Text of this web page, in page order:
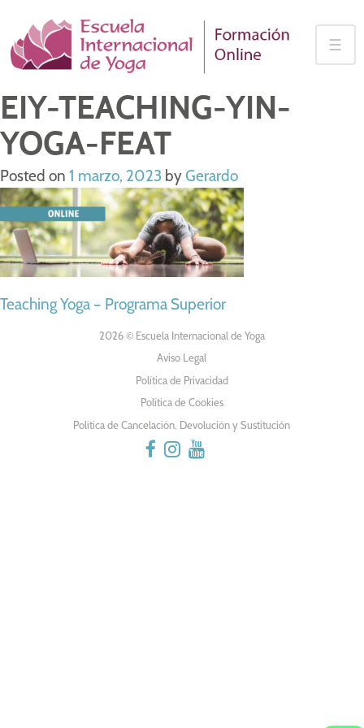
content
☰
EIY-TEACHING-YIN-
YOGA-FEAT
Posted on 1 marzo, 2023 byGerardo
NAVEGACIÓN
ENTRADAS
Teaching Yoga – Programa Superior
2026 © Escuela Internacional de Yoga
Aviso Legal
Política de Privacidad
Política de Cookies
Política de Cancelación, Devolución y Sustitución